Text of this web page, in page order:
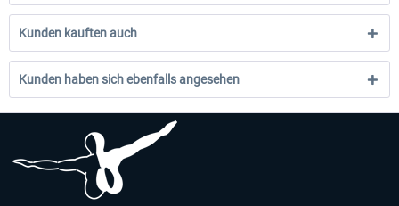
Kunden kauften auch
Kunden haben sich ebenfalls angesehen